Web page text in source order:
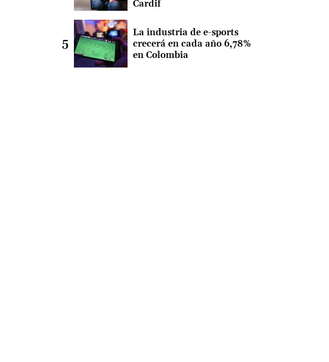
Cardif
La industria de e-sports
crecerá en cada año 6,78%
en Colombia